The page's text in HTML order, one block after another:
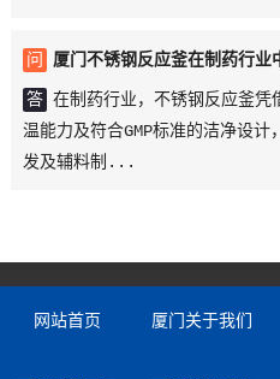
问 厦门不锈钢反应釜在制药行业
答 在制药行业，不锈钢反应釜凭
温能力及符合GMP标准的洁净设
发及辅料制...
网站首页 厦门关于我们